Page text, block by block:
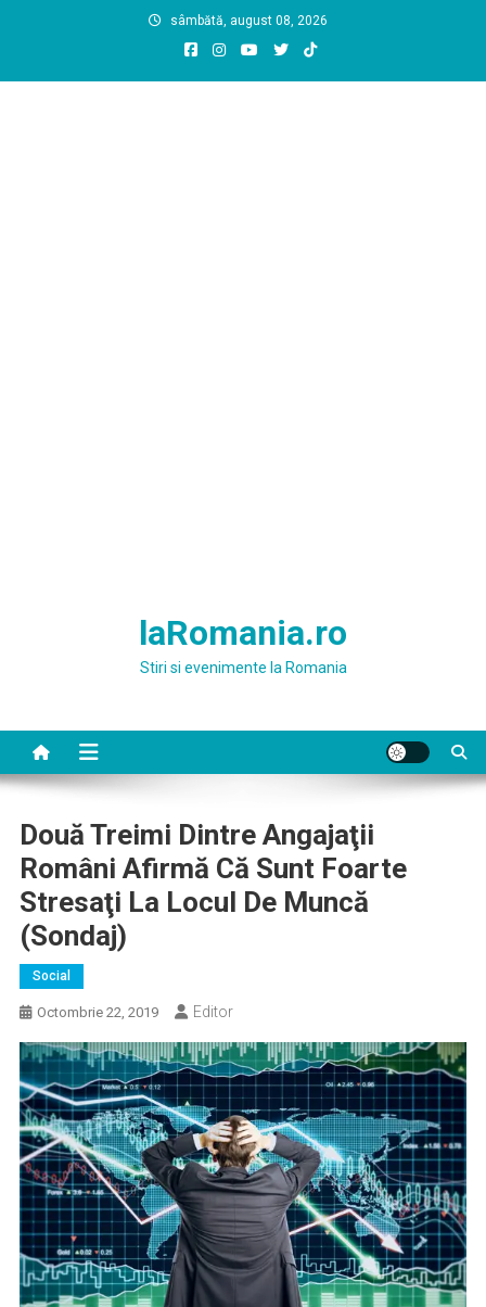
sâmbătă, august 08, 2026
laRomania.ro
Stiri si evenimente la Romania
Două Treimi Dintre Angajaţii
Români Afirmă Că Sunt Foarte
Stresaţi La Locul De Muncă
(sondaj)
Social
Octombrie 22, 2019 Editor